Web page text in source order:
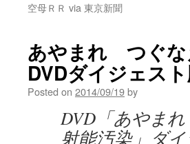
空母ＲＲ via 東京新聞
あやまれ つぐ
DVDダイジェス
Posted on 2014/09/19by
DVD「あやま
射能汚染」ダ